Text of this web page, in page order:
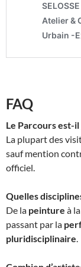
FAQ
Le Parcours est-
La plupart des
sauf mention
officiel.
Quelles
De la peinture à la
passant par la
pluridisciplinaire